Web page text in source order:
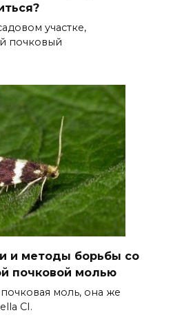
участке,
почковый
и методы борьбы со
почковой молью
моль, она же
СІ.